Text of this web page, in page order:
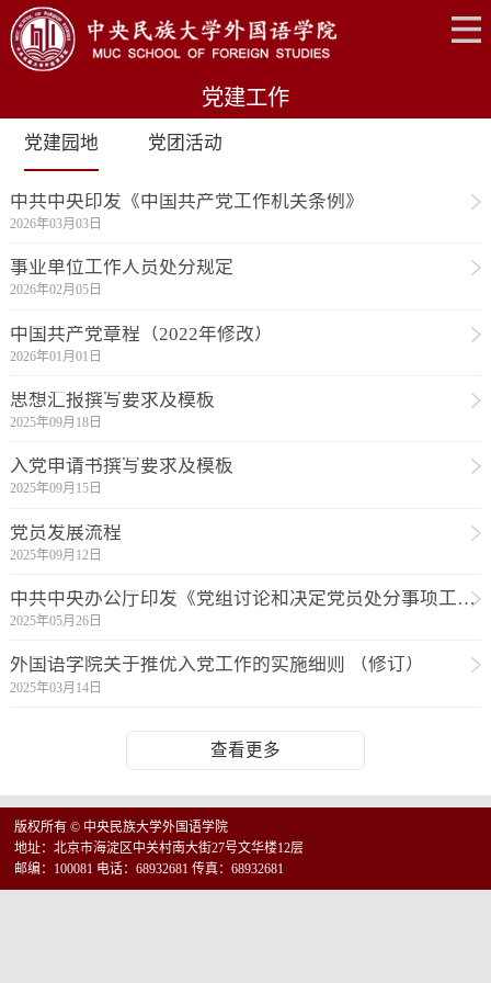
党建工作
党建园地 党团活动
中共中央印发《中国共产党工作机关条例》
2026年03月03日
事业单位工作人员处分规定
2026年02月05日
中国共产党章程（2022年修改）
2026年01月01日
思想汇报撰写要求及模板
2025年09月18日
入党申请书撰写要求及模板
2025年09月15日
党员发展流程
2025年09月12日
中共中央办公厅印发《党组讨论和决定党员处分事项工作程序规定》
2025年05月26日
外国语学院关于推优入党工作的实施细则 （修订）
2025年03月14日
查看更多
版权所有 © 中央民族大学外国语学院
地址：北京市海淀区中关村南大街27号文华楼12层
邮编：100081 电话：68932681 传真：68932681